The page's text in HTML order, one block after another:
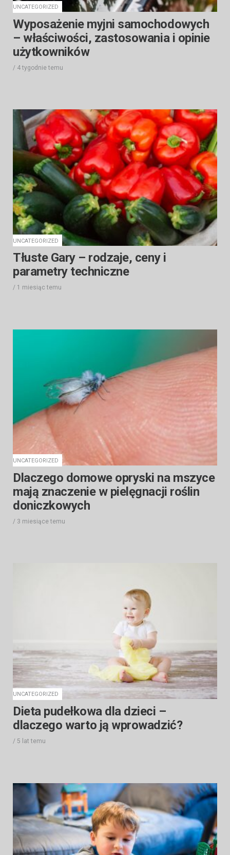
UNCATEGORIZED
Wyposażenie myjni samochodowych
– właściwości, zastosowania i opinie
użytkowników
/ 4 tygodnie temu
UNCATEGORIZED
Tłuste Gary – rodzaje, ceny i
parametry techniczne
/ 1 miesiąc temu
UNCATEGORIZED
Dlaczego domowe opryski na mszyce
mają znaczenie w pielęgnacji roślin
doniczkowych
/ 3 miesiące temu
UNCATEGORIZED
Dieta pudełkowa dla dzieci –
dlaczego warto ją wprowadzić?
/ 5 lat temu